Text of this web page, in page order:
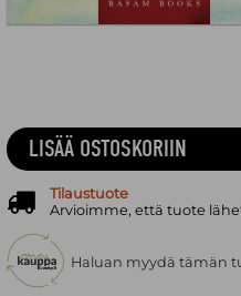
LISÄÄ OSTOSKORIIN
Tilaustuote
Arvioimme, että tuote
Haluan myydä tämän